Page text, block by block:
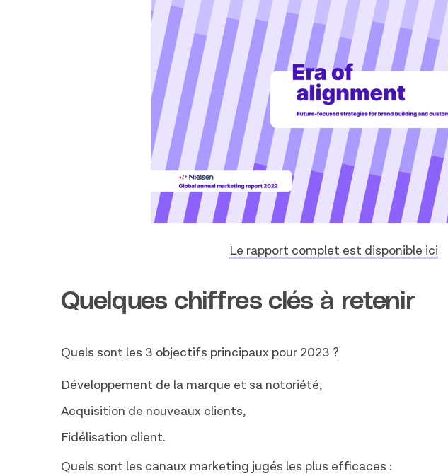
Le rapport complet est disponible ici
Quelques chiffres clés à retenir
Quels sont les 3 objectifs principaux pour 2023 ?
Développement de la marque et sa notoriété,
Acquisition de nouveaux clients,
Fidélisation client.
Quels sont les canaux marketing jugés les plus efficaces :